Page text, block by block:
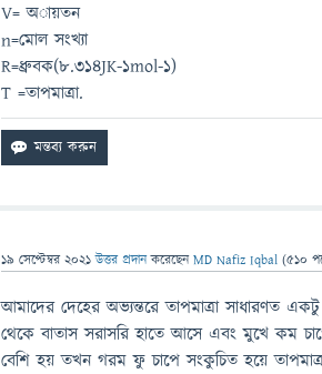
V= অায়তন
n=মোল সংখ্যা
R=ধ্রুবক(8.314JK-1mol-1)
T =তাপমাত্রা.
19 সেপ্টেম্বর 2021 উত্তর প্রদান করেছেনMD Nafiz Iqbal (510
আমাদের দেহের অভ্যন্তরে তাপমাত্রা সাধারণত
থেকে বাতাস সরাসরি হাতে আসে এবং মুখে কম
বেশি হয় তখন গরম ফু চাপে সংকুচিত হয়ে